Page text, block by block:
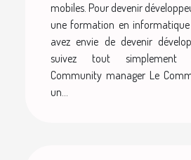
mobiles. Pour devenir
une formation en
avez envie de devenir
suivez tout simplement
Community manager Le
un...